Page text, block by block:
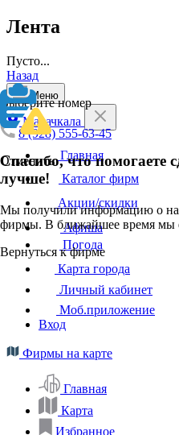
Лента
Пусто...
Назад
Выберите номер
8 (928) 555-63-45
Отменить
Спасибо, что помогаете
лучше!
Мы получили информацию о
фирмы. В ближайшее время мы
Вернуться к фирме
Меню
Махачкала
Главная
Каталог фирм
Акции/скидки
Афиша
Погода
Карта города
Личный кабинет
Моб.приложение
Вход
Фирмы на карте
Главная
Карта
Избранное